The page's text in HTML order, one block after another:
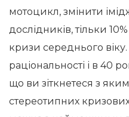
мотоцикл, змінити
дослідників, тільки
кризи середнього
раціональності і в 40
що ви зіткнетеся з
стереотипних